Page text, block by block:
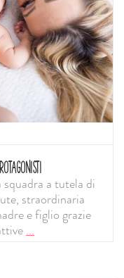
a tutela di
straordinaria
e figlio grazie
...